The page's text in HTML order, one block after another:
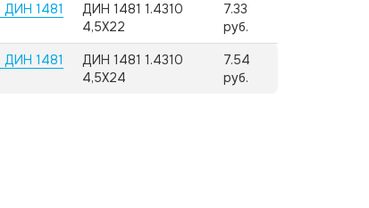
ДИН 1481
ДИН 1481 1.4310
4,5X22
7.33
руб.
ДИН 1481
ДИН 1481 1.4310
4,5X24
7.54
руб.